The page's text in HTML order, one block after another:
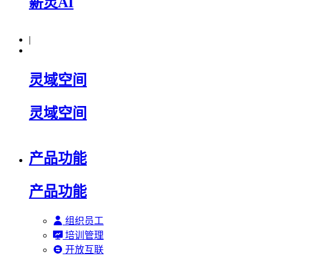
|
灵域空间
灵域空间
产品功能
产品功能
组织员工
培训管理
开放互联